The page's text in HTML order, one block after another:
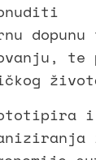
dopunu
te